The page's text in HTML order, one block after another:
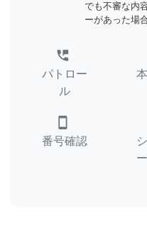
でも不審な内
ーがあった場
perm_phone_msg
パトロー
ル
smartphone
番号確認